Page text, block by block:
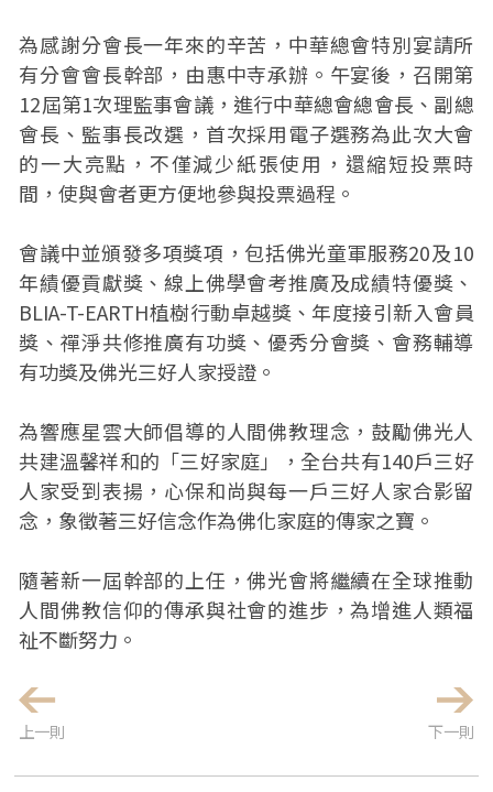
為感謝分會長一年來的辛苦，中華總會特別宴請所
有分會會長幹部，由惠中寺承辦。午宴後，召開第
12屆第1次理監事會議，進行中華總會總會長、副總
會長、監事長改選，首次採用電子選務為此次大會
的一大亮點，不僅減少紙張使用，還縮短投票時
間，使與會者更方便地參與投票過程。
會議中並頒發多項獎項，包括佛光童軍服務20及10
年績優貢獻獎、線上佛學會考推廣及成績特優獎、
BLIA-T-EARTH植樹行動卓越獎、年度接引新入會員
獎、禪淨共修推廣有功獎、優秀分會獎、會務輔導
有功獎及佛光三好人家授證。
為響應星雲大師倡導的人間佛教理念，鼓勵佛光人
共建溫馨祥和的「三好家庭」，全台共有140戶三好
人家受到表揚，心保和尚與每一戶三好人家合影留
念，象徵著三好信念作為佛化家庭的傳家之寶。
隨著新一屆幹部的上任，佛光會將繼續在全球推動
人間佛教信仰的傳承與社會的進步，為增進人類福
祉不斷努力。
上一則 下一則